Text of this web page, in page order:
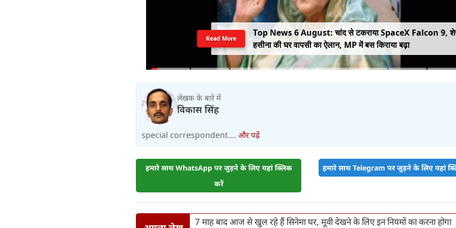
Top News 6 August: चांद से टकराया SpaceX Falcon 9,
हसीना की घर वापसी का ऐलान, MP में बस किराया बढ़ा
Read More
लेखक के बारे में
विकास सिंह
special correspondent.... और पढ़ें
हमारे साथ WhatsApp पर जुड़ने के लिए यहां क्लिक
करें
हमारे साथ Telegram पर जुड़ने के लिए यहां
7 माह बाद आज से खुल रहे हैं सिनेमा घर, मूवी देखने के लिए इन नियमों का करना होगा